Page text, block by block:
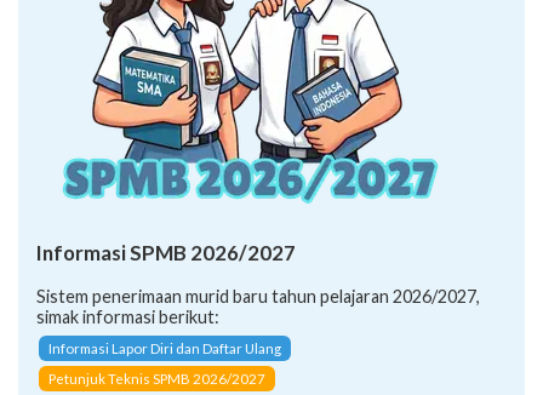
Informasi SPMB 2026/2027
simak informasi berikut:
Petunjuk Teknis SPMB 2026/2027
SK Penetapan Daya Tampung (SMA/K 2026)
CARA PENDAFTARAN JALUR: